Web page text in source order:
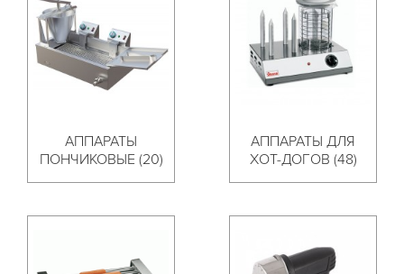
АППАРАТЫ
ПОНЧИКОВЫЕ (20)
АППАРАТЫ ДЛЯ
ХОТ-ДОГОВ (48)